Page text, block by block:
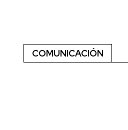
COMUNICACIÓN